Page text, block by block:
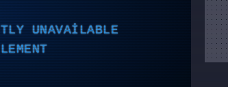
UNAVAILABLE